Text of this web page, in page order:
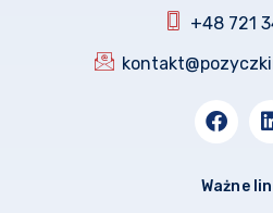
+48 721
Ważne